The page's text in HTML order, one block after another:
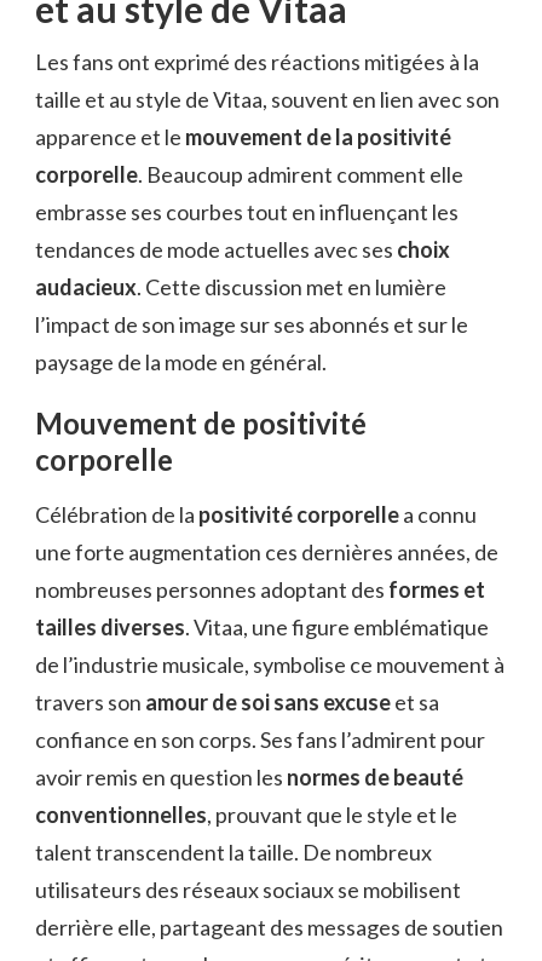
Les fans ont exprimé des réactions mitigées à la
taille et au style de Vitaa, souvent en lien avec son
apparence et le mouvement de la positivité
corporelle. Beaucoup admirent comment elle
embrasse ses courbes tout en influençant les
tendances de mode actuelles avec ses choix
audacieux. Cette discussion met en lumière
l’impact de son image sur ses abonnés et sur le
paysage de la mode en général.
Mouvement de positivité
corporelle
Célébration de la positivité corporellea connu
une forte augmentation ces dernières années, de
nombreuses personnes adoptant des formes et
tailles diverses. Vitaa, une figure emblématique
de l’industrie musicale, symbolise ce mouvement à
travers son amour de soi sans excuseet sa
confiance en son corps. Ses fans l’admirent pour
avoir remis en question les normes de beauté
conventionnelles, prouvant que le style et le
talent transcendent la taille. De nombreux
utilisateurs des réseaux sociaux se mobilisent
derrière elle, partageant des messages de soutien